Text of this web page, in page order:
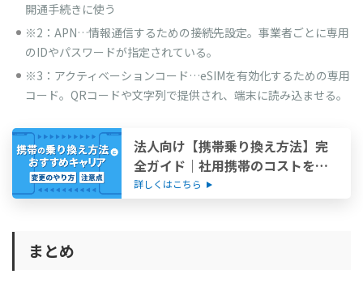
開通手続きに使う
※2：APN…情報通信するための接続先設定。事業者ごとに専用
のIDやパスワードが指定されている。
※3：アクティベーションコード…eSIMを有効化するための専用
コード。QRコードや文字列で提供され、端末に読み込ませる。
法人向け【携帯乗り換え方法】完
全ガイド｜社用携帯のコストを削
減して最適プランへ
詳しくはこちら
まとめ